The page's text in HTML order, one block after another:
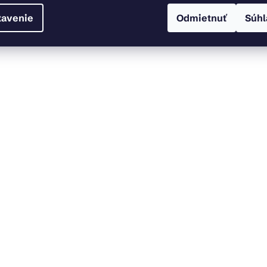
Odmietnuť